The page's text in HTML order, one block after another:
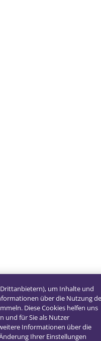
um Inhalte und
über die Nutzung
Diese Cookies helfen uns
und für Sie als Nutzer
Informationen über die
Ihrer Einstellungen